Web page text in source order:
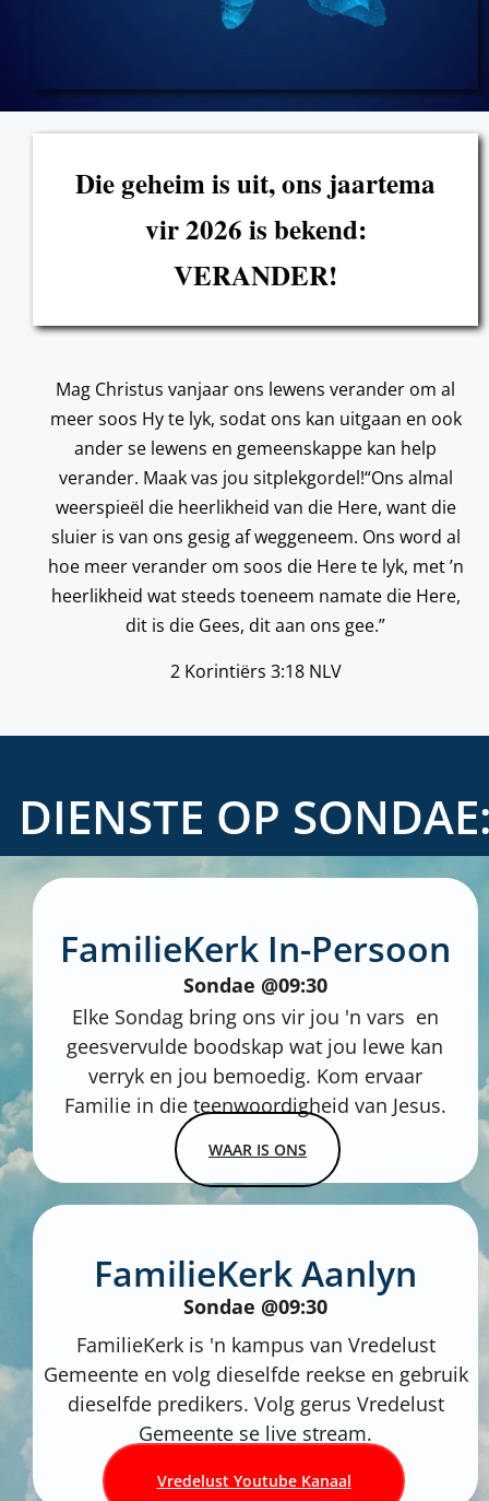
Die geheim is uit, ons jaartema
vir 2026 is bekend:
VERANDER!
Mag Christus vanjaar ons lewens verander om al
meer soos Hy te lyk, sodat ons kan uitgaan en ook
ander se lewens en gemeenskappe kan help
verander. Maak vas jou sitplekgordel!“Ons almal
weerspieël die heerlikheid van die Here, want die
sluier is van ons gesig af weggeneem. Ons word al
hoe meer verander om soos die Here te lyk, met ’n
heerlikheid wat steeds toeneem namate die Here,
dit is die Gees, dit aan ons gee.”
2 Korintiërs 3:18 NLV
DIENSTE OP
FamilieKerk In-Persoon
Elke Sondag bring ons vir jou 'n vars en
geesvervulde boodskap wat jou lewe kan
verryk en jou bemoedig. Kom ervaar
Familie in die teenwoordigheid van Jesus.
WAAR IS ONS
Sondae @09:30
FamilieKerk Aanlyn
Sondae @09:30
FamilieKerk is 'n kampus van Vredelust
Gemeente en volg dieselfde reekse en gebruik
dieselfde predikers. Volg gerus Vredelust
Gemeente se live stream.
Vredelust Youtube Kanaal